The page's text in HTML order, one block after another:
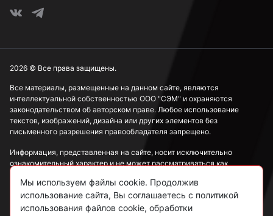
Все материалы, размещенные на данном сайте, являются
интеллектуальной собственностью ООО "СЭМ" и охраняются
законодательством об авторском праве. Любое использование
текстов, изображений, дизайна или других элементов без
письменного разрешения правообладателя запрещено.
Информация, представленная на сайте, носит исключительно
ознакомительный характер и не может рассматриваться как
Политика конфиденциальности
2026 © Все права защищены.
Мы используем файлы cookie. Продолжив
использование сайта, Вы соглашаетесь с политикой
использования файлов cookie, обработки